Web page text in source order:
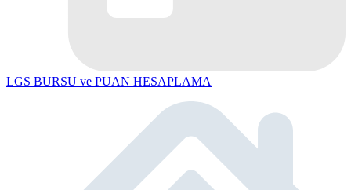
LGS BURSU ve PUAN HESAPLAMA